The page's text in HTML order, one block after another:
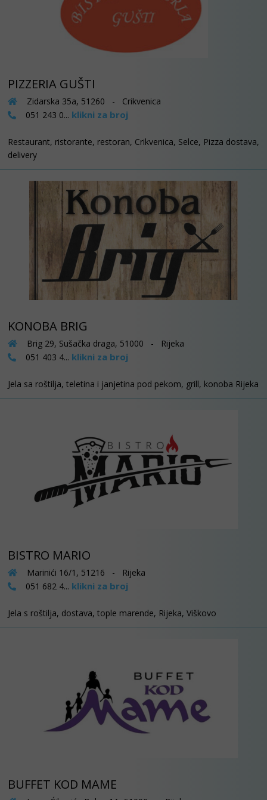
PIZZERIA GUŠTI
Zidarska 35a, 51260 - Crikvenica
051 243 0... klikni za broj
Restaurant, ristorante, restoran, Crikvenica, Selce, Pizza dostava,
delivery
KONOBA BRIG
Brig 29, Sušačka draga, 51000 - Rijeka
051 403 4... klikni za broj
Jela sa roštilja, teletina i janjetina pod pekom, grill, konoba Rijeka
BISTRO MARIO
Marinići 16/1, 51216 - Rijeka
051 682 4... klikni za broj
Jela s roštilja, dostava, tople marende, Rijeka, Viškovo
BUFFET KOD MAME